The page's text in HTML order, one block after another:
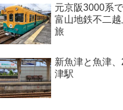
元京阪3000系
富山地鉄不二
旅
新魚津と魚津、
津駅